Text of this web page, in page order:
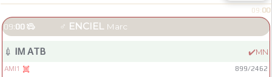
09:00
09:00  ♂ ENCIEL Marc
💉 IM ATB ✔️MN
AMI1  899/2462